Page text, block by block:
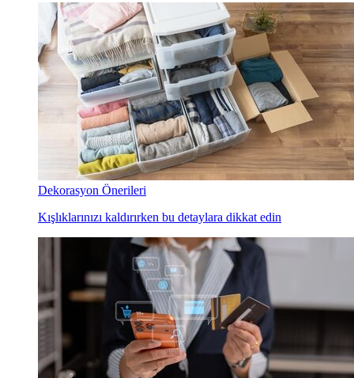
Dekorasyon Önerileri
Kışlıklarınızı kaldırırken bu detaylara dikkat edin